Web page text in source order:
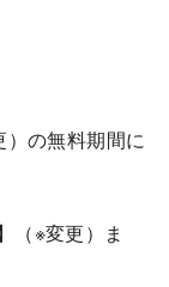
の無料期間に
（※変更）ま